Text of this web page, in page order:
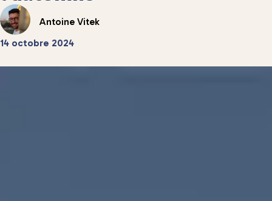
Antoine Vitek
14 octobre 2024